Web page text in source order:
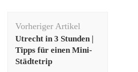
Vorheriger Artikel
Utrecht in 3 Stunden |
Tipps für einen Mini-
Städtetrip